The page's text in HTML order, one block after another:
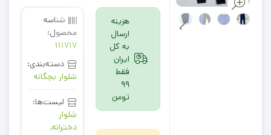
هزینه
ارسال
به کل
ایران
فقط
99
تومن
شناسه
محصول:
111717
دسته‌بندی:
شلوار بچگانه
لیست‌ها:
شلوار
دخترانه,